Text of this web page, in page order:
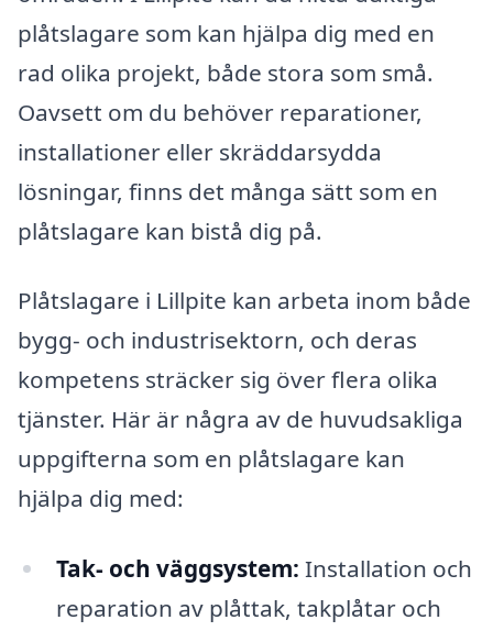
plåtslagare som kan hjälpa dig med en
rad olika projekt, både stora som små.
Oavsett om du behöver reparationer,
installationer eller skräddarsydda
lösningar, finns det många sätt som en
plåtslagare kan bistå dig på.
Plåtslagare i Lillpite kan arbeta inom både
bygg- och industrisektorn, och deras
kompetens sträcker sig över flera olika
tjänster. Här är några av de huvudsakliga
uppgifterna som en plåtslagare kan
hjälpa dig med:
Tak- och väggsystem: Installation och
reparation av plåttak, takplåtar och